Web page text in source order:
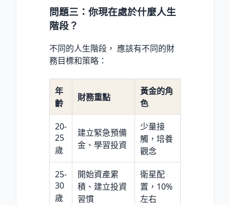
問題三：你現在處於什麼人生
階段？
不同的人生階段， 應該有不同的財
務目標和策略：
年
齡
財務重點
黃金的角
色
20-
25
歲
建立緊急預備
金、學習投資
少量接
觸，培養
觀念
25-
30
歲
開始資產累
積、建立投資
習慣
衛星配
置，10%
左右